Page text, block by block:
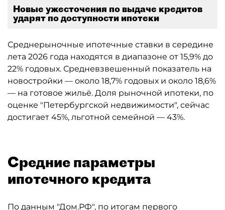
Новые ужесточения по выдаче кредитов
ударят по доступности ипотеки
Среднерыночные ипотечные ставки в середине
лета 2026 года находятся в диапазоне от 15,9% до
22% годовых. Средневзвешенный показатель на
новостройки — около 18,7% годовых и около 18,6%
— на готовое жильё. Доля рыночной ипотеки, по
оценке "Петербургской недвижимости", сейчас
достигает 45%, льготной семейной — 43%.
Средние параметры
ипотечного кредита
По данным "Дом.РФ", по итогам первого